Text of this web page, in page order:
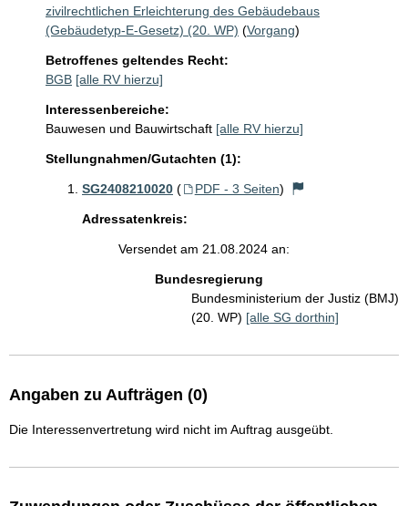
zivilrechtlichen Erleichterung des Gebäudebaus
(Gebäudetyp-E-Gesetz) (20. WP) (Vorgang)
Betroffenes geltendes Recht:
BGB [alle RV hierzu]
Interessenbereiche:
Bauwesen und Bauwirtschaft [alle RV hierzu]
Stellungnahmen/Gutachten (1):
SG2408210020 ( PDF - 3 Seiten)
Adressatenkreis:
Versendet am 21.08.2024 an:
Bundesregierung
Bundesministerium der Justiz (BMJ)
(20. WP) [alle SG dorthin]
Angaben zu Aufträgen (0)
Die Interessenvertretung wird nicht im Auftrag ausgeübt.